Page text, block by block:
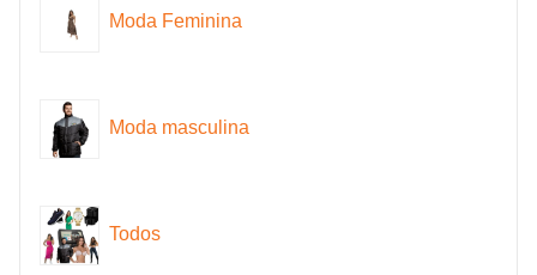
Moda Feminina
Moda masculina
Todos